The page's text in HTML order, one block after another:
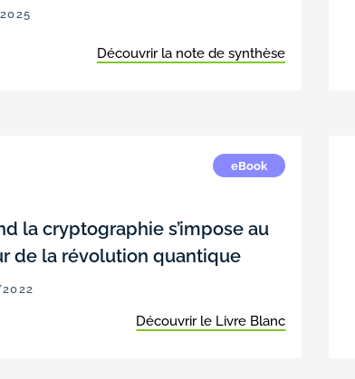
Découvrir la note de synthèse
eBook
la cryptographie s’impose au
de la révolution quantique
Découvrir le Livre Blanc